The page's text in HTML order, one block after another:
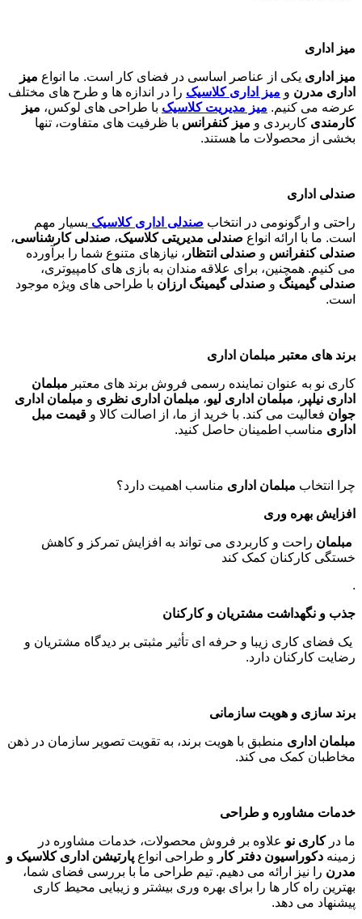
میز اداری
میز اداری یکی از عناصر اساسی در فضای کار است. ما انواع میز
اداری مدرن و میز اداری کلاسیک را در اندازه ها و طرح های مختلف
عرضه می کنیم. میز مدیریت کلاسیک با طراحی های لوکس، میز
کارمندی کاربردی و میز کنفرانس با ظرفیت های متفاوت، تنها
بخشی از محصولات ما هستند.
صندلی اداری
راحتی و ارگونومی در انتخاب صندلی اداری کلاسیک بسیار مهم
است. ما با ارائه انواع صندلی مدیریتی کلاسیک، صندلی کارشناسی،
صندلی کنفرانس و صندلی انتظار ، نیازهای متنوع شما را برآورده
می کنیم. همچنین، برای علاقه مندان به بازی های کامپیوتری،
صندلی گیمینگ و صندلی گیمینگ ارزان با طراحی های ویژه موجود
است.
برند های معتبر مبلمان اداری
کاری نو به عنوان نماینده رسمی فروش برند های معتبر مبلمان
اداری نیلپر ، مبلمان اداری لیو، مبلمان اداری نظری و مبلمان اداری
جوان فعالیت می کند. با خرید از ما، از اصالت کالا و قیمت مبل
اداری مناسب اطمینان حاصل کنید.
چرا انتخاب مبلمان اداری مناسب اهمیت دارد؟
افزایش بهره وری
مبلمان راحت و کاربردی می تواند به افزایش تمرکز و کاهش
خستگی کارکنان کمک کند
.
جذب و نگهداشت مشتریان و کارکنان
یک فضای کاری زیبا و حرفه ای تأثیر مثبتی بر دیدگاه مشتریان و
رضایت کارکنان دارد.
برند سازی و هویت سازمانی
مبلمان اداری منطبق با هویت برند، به تقویت تصویر سازمان در ذهن
مخاطبان کمک می کند.
خدمات مشاوره و طراحی
ما درکاری نو علاوه بر فروش محصولات، خدمات مشاوره در
زمینه دکوراسیون دفتر کار و طراحی انواع پارتیشن اداری کلاسیک و
مدرن را نیز ارائه می دهیم. تیم طراحی ما با بررسی فضای شما،
بهترین راه کار ها را برای بهره وری بیشتر و زیبایی محیط کاری
پیشنهاد می دهد.